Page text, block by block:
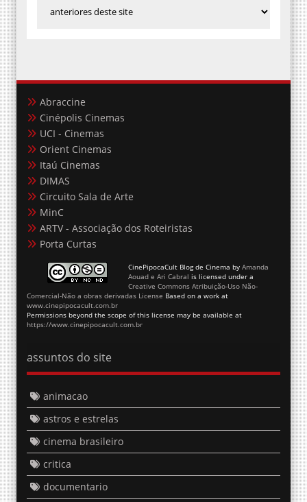
Abraccine
Cinépolis Cinemas
UCI - Cinemas
Orient Cinemas
Itaú Cinemas
DIMAS
Circuito Sala de Arte
MinC
ARTV - Associação dos Roteiristas
Porta Curtas
CinePipocaCult Blog de Cinema by Amanda
Aouad e Ari Cabral is licensed under a
Creative Commons Atribuição-Uso Não-
Comercial-Não a obras derivadas License Based on a work at
www.cinepipocacult.com.br
Permissions beyond the scope of this license may be available at
https://www.cinepipocacult.com.br
assuntos do site
animacao
astros e estrelas
cinema brasileiro
critica
documentario